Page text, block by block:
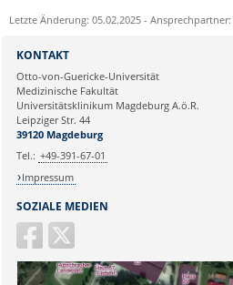
Letzte Änderung: 05.02.2025 - Ansprechpartner:
Ihre E-Mailadresse:
Ihr Anliegen:
SOZIALE MEDIEN
KONTAKT
Otto-von-Guericke-Universität
Medizinische Fakultät
Universitätsklinikum Magdeburg A.ö.R.
Leipziger Str. 44
39120 Magdeburg
Tel.: +49-391-67-01
Impressum